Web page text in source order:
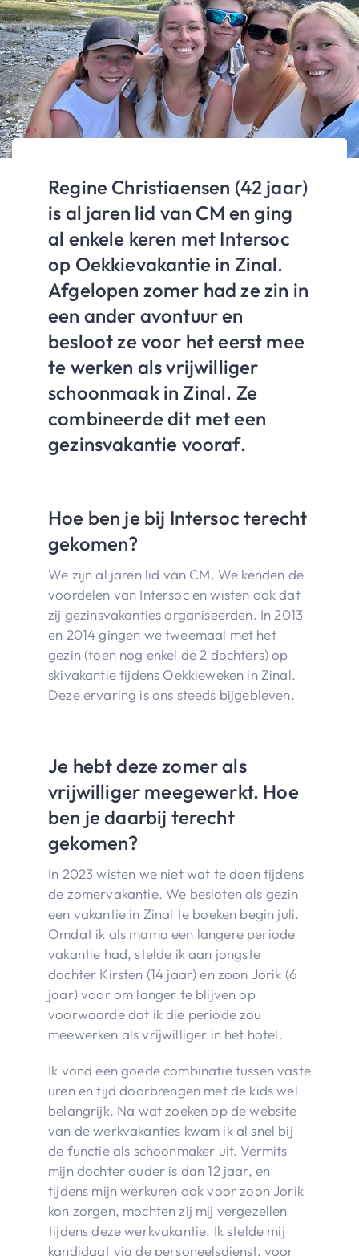
Regine Christiaensen (42 jaar)
is al jaren lid van CM en ging
al enkele keren met Intersoc
op Oekkievakantie in Zinal.
Afgelopen zomer had ze zin in
een ander avontuur en
besloot ze voor het eerst mee
te werken als vrijwilliger
schoonmaak in Zinal. Ze
combineerde dit met een
gezinsvakantie vooraf.
Hoe ben je bij Intersoc terecht
gekomen?
We zijn al jaren lid van CM. We kenden de
voordelen van Intersoc en wisten ook dat
zij gezinsvakanties organiseerden. In 2013
en 2014 gingen we tweemaal met het
gezin (toen nog enkel de 2 dochters) op
skivakantie tijdens Oekkieweken in Zinal.
Deze ervaring is ons steeds bijgebleven.
Je hebt deze zomer als
vrijwilliger meegewerkt. Hoe
ben je daarbij terecht
gekomen?
In 2023 wisten we niet wat te doen tijdens
de zomervakantie. We besloten als gezin
een vakantie in Zinal te boeken begin juli.
Omdat ik als mama een langere periode
vakantie had, stelde ik aan jongste
dochter Kirsten (14 jaar) en zoon Jorik (6
jaar) voor om langer te blijven op
voorwaarde dat ik die periode zou
meewerken als vrijwilliger in het hotel.
Ik vond een goede combinatie tussen vaste
uren en tijd doorbrengen met de kids wel
belangrijk. Na wat zoeken op de website
van de werkvakanties kwam ik al snel bij
de functie als schoonmaker uit. Vermits
mijn dochter ouder is dan 12 jaar, en
tijdens mijn werkuren ook voor zoon Jorik
kon zorgen, mochten zij mij vergezellen
tijdens deze werkvakantie. Ik stelde mij
kandidaat via de personeelsdienst, voor